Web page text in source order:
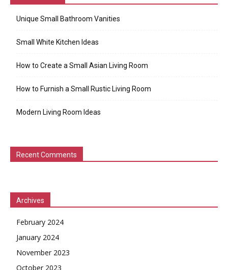
Unique Small Bathroom Vanities
Small White Kitchen Ideas
How to Create a Small Asian Living Room
How to Furnish a Small Rustic Living Room
Modern Living Room Ideas
Recent Comments
Archives
February 2024
January 2024
November 2023
October 2023